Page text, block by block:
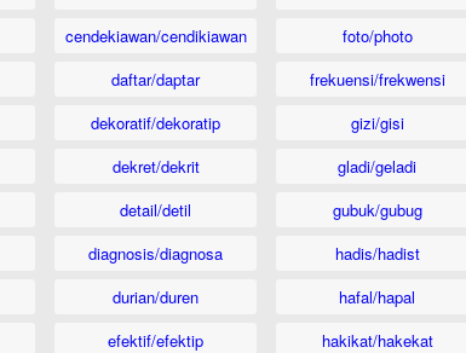
cendekiawan/cendikiawan
daftar/daptar
dekoratif/dekoratip
dekret/dekrit
detail/detil
diagnosis/diagnosa
durian/duren
efektif/efektip
foto/photo
frekuensi/frekwensi
gizi/gisi
gladi/geladi
gubuk/gubug
hadis/hadist
hafal/hapal
hakikat/hakekat